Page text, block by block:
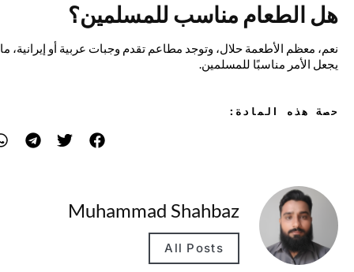
هل الطعام مناسب للمسلمين؟
نعم، معظم الأطعمة حلال، وتوجد مطاعم تقدم وجبات عربية أو إيرانية، ما
يجعل الأمر مناسبًا للمسلمين.
حصة هذه المادة:
Muhammad Shahbaz
All Posts